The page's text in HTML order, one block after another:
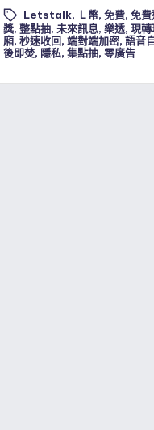
Letstalk, Ｌ幣, 免費, 免費
獎, 整點抽, 未來訊息, 樂透, 現轉
廂, 秒速收回, 端對端加密, 語音
後即焚, 隱私, 集點抽, 零廣告